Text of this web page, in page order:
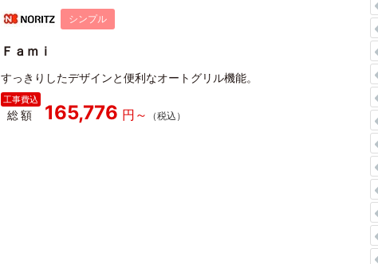
シンプル
Ｆａｍｉ
すっきりしたデザインと便利なオートグリル機能。
総額 165,776